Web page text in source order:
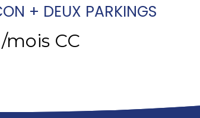
+ DEUX PARKINGS
mois CC